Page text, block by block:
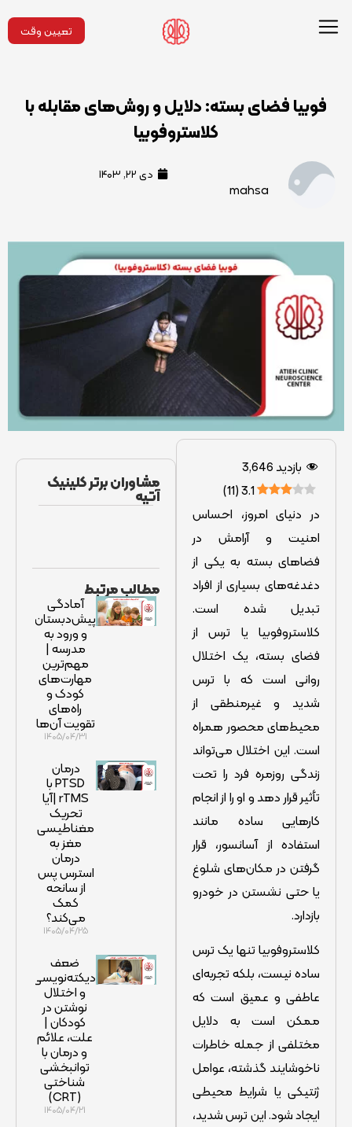
تعیین وقت
فوبیا فضای بسته: دلایل و روش‌های مقابله با
کلاستروفوبیا
mahsa
دی ۲۲, ۱۴۰۳
بازدید3,646
3.1
(
11
)
در دنیای امروز، احساس
امنیت و آرامش در
فضاهای بسته به یکی از
دغدغه‌های بسیاری از افراد
تبدیل شده است.
کلاستروفوبیا یا ترس از
فضای بسته، یک اختلال
روانی است که با ترس
شدید و غیرمنطقی از
محیط‌های محصور همراه
است. این اختلال می‌تواند
زندگی روزمره فرد را تحت
تأثیر قرار دهد و او را از انجام
کارهایی ساده مانند
استفاده از آسانسور، قرار
گرفتن در مکان‌های شلوغ
یا حتی نشستن در خودرو
بازدارد.
کلاستروفوبیا تنها یک ترس
ساده نیست، بلکه تجربه‌ای
عاطفی و عمیق است که
ممکن است به دلایل
مختلفی از جمله خاطرات
ناخوشایند گذشته، عوامل
ژنتیکی یا شرایط محیطی
ایجاد شود. این ترس شدید،
مشاوران برتر کلینیک
آتیه
مطالب مرتبط
آمادگی
پیش‌دبستان
و ورود به
مدرسه |
مهم‌ترین
مهارت‌های
کودک و
راه‌های
تقویت آن‌ها
۱۴۰۵/۰۴/۳۱
درمان
PTSD با
rTMS |آیا
تحریک
مغناطیسی
مغز به
درمان
استرس پس
از سانحه
کمک
می‌کند؟
۱۴۰۵/۰۴/۲۵
ضعف
دیکته‌نویسی
و اختلال
نوشتن در
کودکان |
علت، علائم
و درمان با
توانبخشی
شناختی
(CRT)
۱۴۰۵/۰۴/۲۱